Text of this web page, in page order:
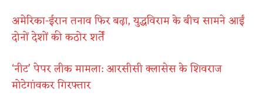
अमेरिका-ईरान तनाव फिर बढ़ा, युद्धविराम के बीच सामने आईं
दोनों देशों की कठोर शर्तें
‘नीट’ पेपर लीक मामला: आरसीसी क्लासेस के शिवराज
मोटेगांवकर गिरफ्तार